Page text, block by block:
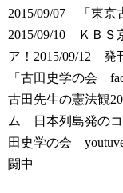
2015/09/07 「東京
2015/09/10 ＫＢＳ
ア！ 2015/09/12 発
「古田史学の会
古田先生の憲法観
ム 日本列島発のコ
田史学の会
闘中